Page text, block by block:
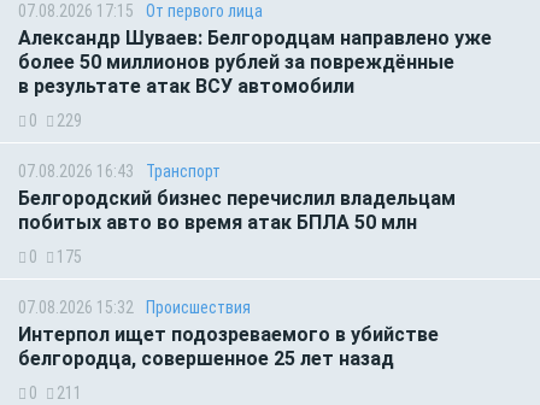
07.08.2026 17:15 От первого лица
Александр Шуваев: Белгородцам направлено уже
более 50 миллионов рублей за повреждённые
в результате атак ВСУ автомобили
0 229
07.08.2026 16:43 Транспорт
Белгородский бизнес перечислил владельцам
побитых авто во время атак БПЛА 50 млн
0 175
07.08.2026 15:32 Происшествия
Интерпол ищет подозреваемого в убийстве
белгородца, совершенное 25 лет назад
0 211